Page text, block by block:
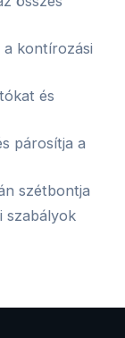
a kontírozási
és
párosítja a
szétbontja
szabályok